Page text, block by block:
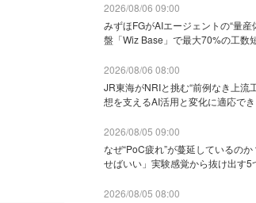
2026/08/06 09:00
みずほFGがAIエージェントの“量
盤「Wiz Base」で最大70%の工数
2026/08/06 08:00
JR東海がNRIと挑む“前例なき上
想を支えるAI活用と変化に適応で
2026/08/05 09:00
なぜ“PoC疲れ”が蔓延しているの
せばいい」実験感覚から抜け出す5
2026/08/05 08:00